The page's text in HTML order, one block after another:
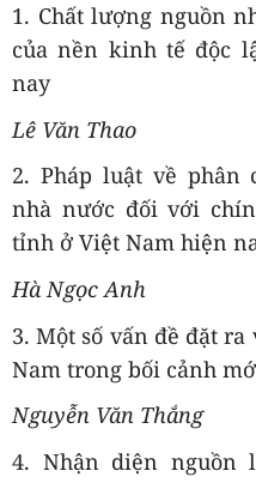
1. Chất lượng nguồn
của nền kinh tế độc
nay
Lê Văn Thao
2. Pháp luật về phân
nhà nước đối với
tỉnh ở Việt Nam hiện
Hà Ngọc Anh
3. Một số vấn đề đặt
Nam trong bối cảnh
Nguyễn Văn Thắng
4. Nhận diện nguồn